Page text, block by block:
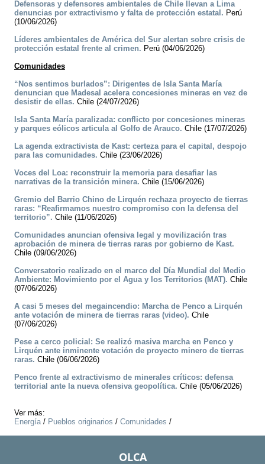
Defensoras y defensores ambientales de Chile llevan a Lima
denuncias por extractivismo y falta de protección estatal. Perú
(10/06/2026)
Líderes ambientales de América del Sur alertan sobre crisis de
protección estatal frente al crimen. Perú (04/06/2026)
Comunidades
“Nos sentimos burlados”: Dirigentes de Isla Santa María
denuncian que Madesal acelera concesiones mineras en vez de
desistir de ellas. Chile (24/07/2026)
Isla Santa María paralizada: conflicto por concesiones mineras
y parques eólicos articula al Golfo de Arauco. Chile (17/07/2026)
La agenda extractivista de Kast: certeza para el capital, despojo
para las comunidades. Chile (23/06/2026)
Voces del Loa: reconstruir la memoria para desafiar las
narrativas de la transición minera. Chile (15/06/2026)
Gremio del Barrio Chino de Lirquén rechaza proyecto de tierras
raras: “Reafirmamos nuestro compromiso con la defensa del
territorio”. Chile (11/06/2026)
Comunidades anuncian ofensiva legal y movilización tras
aprobación de minera de tierras raras por gobierno de Kast.
Chile (09/06/2026)
Conversatorio realizado en el marco del Día Mundial del Medio
Ambiente: Movimiento por el Agua y los Territorios (MAT). Chile
(07/06/2026)
A casi 5 meses del megaincendio: Marcha de Penco a Lirquén
ante votación de minera de tierras raras (video). Chile
(07/06/2026)
Pese a cerco policial: Se realizó masiva marcha en Penco y
Lirquén ante inminente votación de proyecto minero de tierras
raras. Chile (06/06/2026)
Penco frente al extractivismo de minerales críticos: defensa
territorial ante la nueva ofensiva geopolítica. Chile (05/06/2026)
Ver más:
Energía/ Pueblos originarios / Comunidades /
OLCA